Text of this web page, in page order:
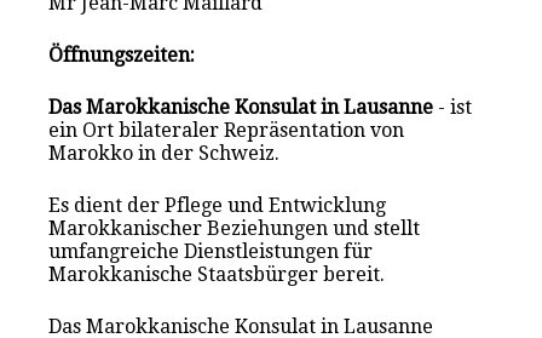
Öffnungszeiten:
Das Marokkanische Konsulat in Lausanne - ist
ein Ort bilateraler Repräsentation von
Marokko in der Schweiz.
Es dient der Pflege und Entwicklung
Marokkanischer Beziehungen und stellt
umfangreiche Dienstleistungen für
Marokkanische Staatsbürger bereit.
Das Marokkanische Konsulat in Lausanne